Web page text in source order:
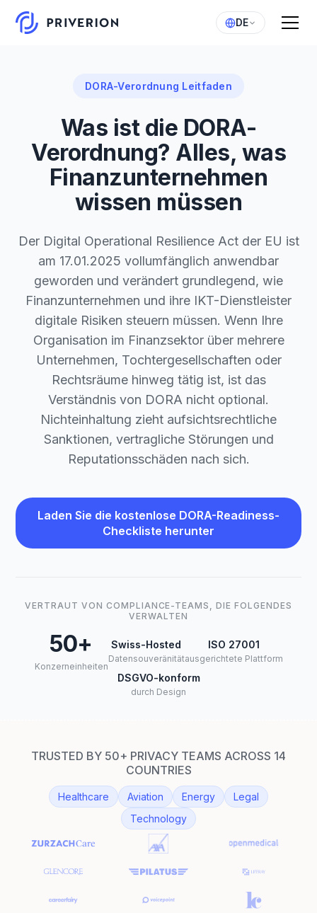
DE
DORA-Verordnung Leitfaden
Was ist die DORA-
Verordnung? Alles, was
Finanzunternehmen
wissen müssen
Der Digital Operational Resilience Act der EU ist
am 17.01.2025 vollumfänglich anwendbar
geworden und verändert grundlegend, wie
Finanzunternehmen und ihre IKT-Dienstleister
digitale Risiken steuern müssen. Wenn Ihre
Organisation im Finanzsektor über mehrere
Unternehmen, Tochtergesellschaften oder
Rechtsräume hinweg tätig ist, ist das
Verständnis von DORA nicht optional.
Nichteinhaltung zieht aufsichtsrechtliche
Sanktionen, vertragliche Störungen und
Reputationsschäden nach sich.
Laden Sie die kostenlose DORA-Readiness-
Checkliste herunter
VERTRAUT VON COMPLIANCE-TEAMS, DIE FOLGENDES
VERWALTEN
50+
Konzerneinheiten
Swiss-Hosted
Datensouveränität
ISO 27001
ausgerichtete Plattform
DSGVO-konform
durch Design
TRUSTED BY 50+ PRIVACY TEAMS ACROSS 14
COUNTRIES
Healthcare Aviation Energy
Legal
Technology